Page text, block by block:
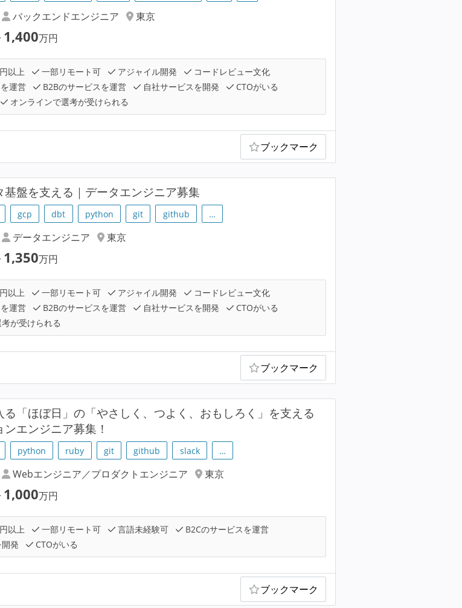
バックエンドエンジニア
東京
1,400万円
以上 一部リモート可 アジャイル開発
コードレビュー文化
運営
B2Bのサービスを運営 自社サービスを開発
CTOがいる
オンラインで選考が受けられる
ブックマーク
基盤を支える｜データエンジニア募集
gcp dbt python git github …
データエンジニア
東京
1,350万円
以上 一部リモート可 アジャイル開発
コードレビュー文化
運営
B2Bのサービスを運営 自社サービスを開発
CTOがいる
が受けられる
ブックマーク
る「ほぼ日」の「やさしく、つよく、おもしろく」を支える
エンジニア募集！
python ruby git github slack …
Webエンジニア／プロダクトエンジニア
東京
1,000万円
以上 一部リモート可 言語未経験可
B2Cのサービスを運営
発
CTOがいる
ブックマーク